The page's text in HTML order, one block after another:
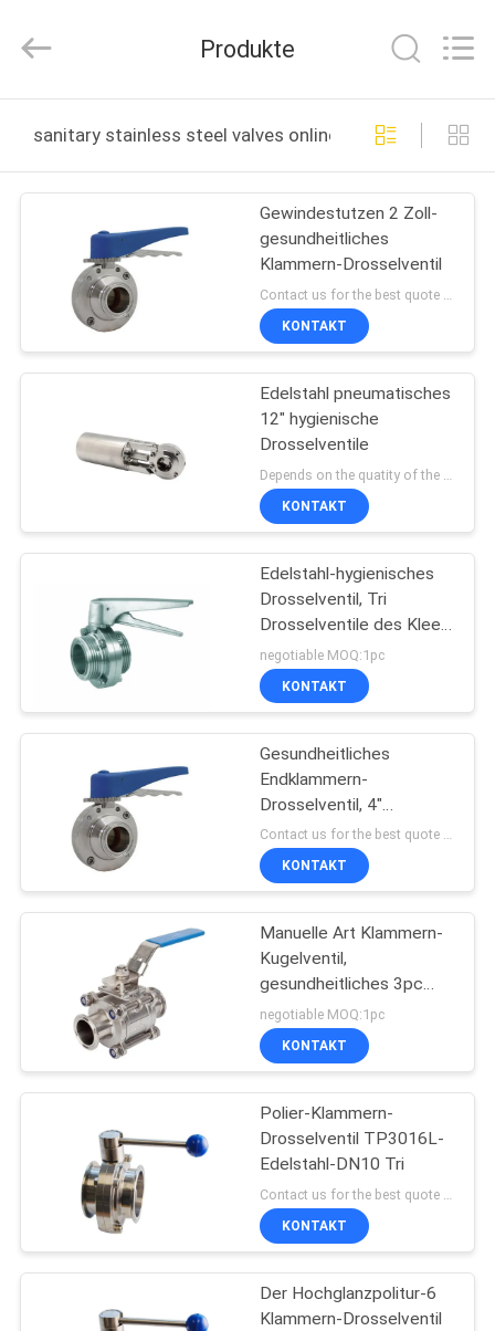
PRODUKTE
VIDEOS
UNS
FABRIK
QUALITÄTSKONTROLLE
KONTAKT
BLOG
REFERENZEN
SITEMAP
DATENSCHUTZERKLÄRUNG
Management
Services
Rights
Produkte
sanitary stainless steel valves online manufacture
Gewindestutzen 2 Zoll-
gesundheitliches
Klammern-Drosselventil
Contact us for the best quote MOQ:Beispielauftrag annehmbar
KONTAKT
Edelstahl pneumatisches
12" hygienische
Drosselventile
KONTAKT
Edelstahl-hygienisches
Drosselventil, Tri
Drosselventile des Klee-
DN100
negotiable MOQ:1pc
KONTAKT
Gesundheitliches
Endklammern-
Drosselventil, 4"
rostfreies Drosselventil Contact us for the best quote MOQ:Beispielauftrag annehmbar
KONTAKT
Manuelle Art Klammern-
Kugelventil,
gesundheitliches 3pc
Kugelventil
negotiable MOQ:1pc
KONTAKT
Polier-Klammern-
Drosselventil TP3016L-
Edelstahl-DN10 Tri
KONTAKT
Der Hochglanzpolitur-6
Klammern-Drosselventil